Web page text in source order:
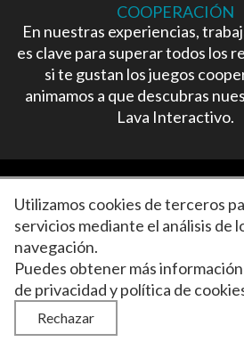
COOPERACIÓN
En nuestras experiencias,
es clave para superar todos los
si te gustan los juegos
animamos a que descubras
Lava Interactivo.
Política de privacidad
Condiciones de uso
Web desarrollada por
Utilizamos cookies de terceros
servicios mediante el análisis de
navegación.
Puedes obtener más
de privacidadypolítica de
Rechazar